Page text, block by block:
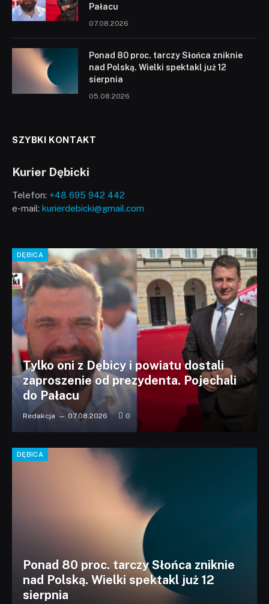
Pałacu
07.08.2026
Ponad 80 proc. tarczy Słońca zniknie
nad Polską. Wielki spektakl już 12
sierpnia
05.08.2026
SZYBKI KONTAKT
Kurier Dębicki
Telefon: +48 695 942 442
e-mail: kurierdebicki@gmail.com
DĘBICA
Tylko oni z Dębicy i powiatu dostali
zaproszenie od prezydenta. Pojechali
do Pałacu
Redakcja 07.08.2026 0
DĘBICA
Ponad 80 proc. tarczy Słońca zniknie
nad Polską. Wielki spektakl już 12
sierpnia